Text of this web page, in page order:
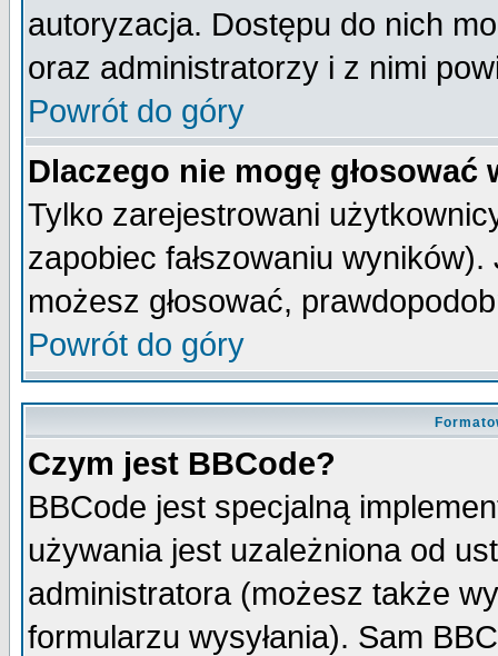
autoryzacja. Dostępu do nich
oraz administratorzy i z nimi
Powrót do góry
Dlaczego nie mogę głosować
Tylko zarejestrowani
zapobiec fałszowaniu
możesz głosować,
Powrót do góry
Czym jest BBCode?
BBCode jest specjalną
używania jest uzależniona od
administratora (możesz także
formularzu wysyłania). Sam